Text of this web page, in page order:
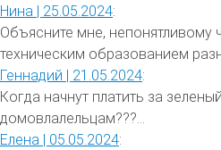
Нина | 25.05.2024:
Объясните мне, непонятливому
техническим образованием
Геннадий | 21.05.2024:
Когда начнут платить за
домовлалельцам???...
Елена | 05.05.2024: